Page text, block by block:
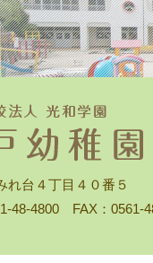
れ台４丁目４０番５
48-4800 FAX：0561-